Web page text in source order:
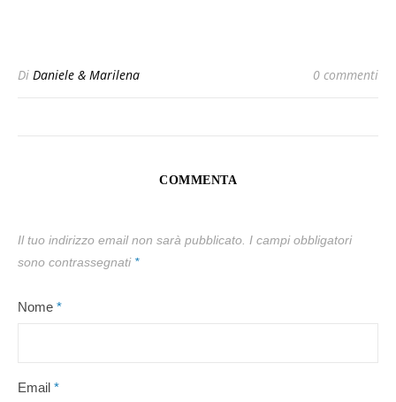
Di Daniele & Marilena 0 commenti
COMMENTA
Il tuo indirizzo email non sarà pubblicato. I campi obbligatori
sono contrassegnati *
Nome *
Email *